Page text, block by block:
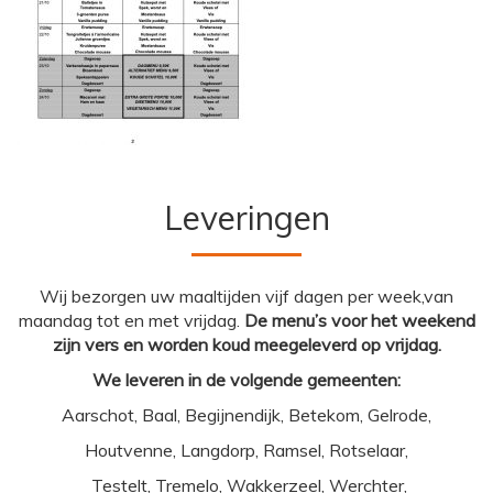
Leveringen
Wij bezorgen uw maaltijden vijf dagen per week,van
maandag tot en met vrijdag. De menu’s voor het weekend
zijn vers en worden koud meegeleverd op vrijdag.
We leveren in de volgende gemeenten:
Aarschot, Baal, Begijnendijk, Betekom, Gelrode,
Houtvenne, Langdorp, Ramsel, Rotselaar,
Testelt, Tremelo, Wakkerzeel, Werchter,